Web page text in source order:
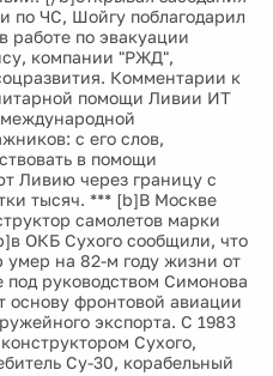
по ЧС, Шойгу поблагодарил
работе по эвакуации
компании "РЖД",
Комментарии к
помощи Ливии ИТ
с его слов,
в помощи
Ливию через границу с
тысяч. *** [b]В Москве
самолетов марки
ОКБ Сухого сообщили, что
умер на 82-м году жизни от
руководством Симонова
основу фронтовой авиации
экспорта. С 1983
Сухого,
Су-30, корабельный